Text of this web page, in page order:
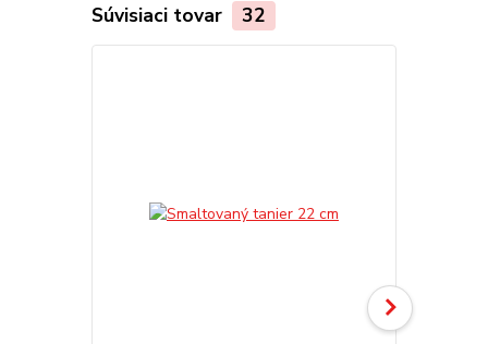
Súvisiaci tovar 32